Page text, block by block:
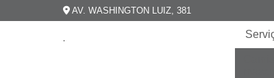
AV. WASHINGTON LUIZ, 381